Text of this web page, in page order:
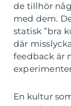
de tillhör
med dem.
statisk ”bra
där
feedback är
En kultur